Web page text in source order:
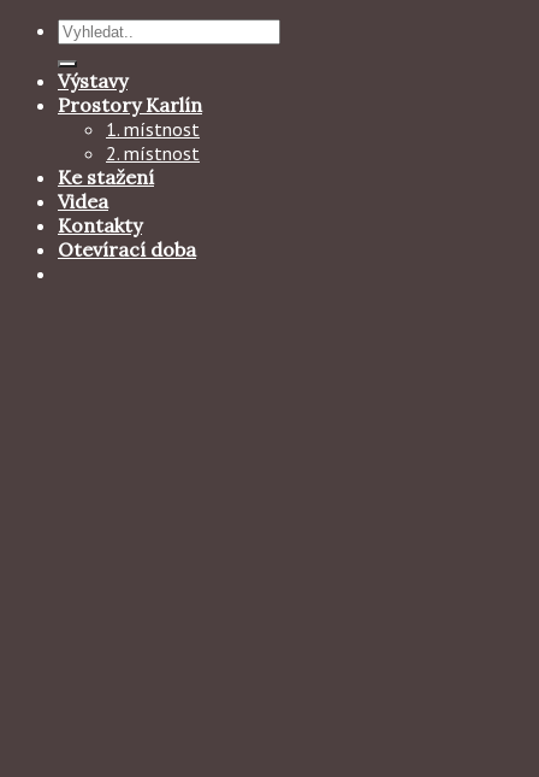
Hledat:
Výstavy
Prostory Karlín
1. místnost
2. místnost
Ke stažení
Videa
Kontakty
Otevírací doba